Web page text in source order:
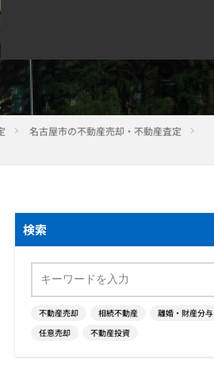
名古屋市の不動産売却・不動産査定
検索
不動産売却 相続不動産
離婚・財産分与
任意売却
不動産投資